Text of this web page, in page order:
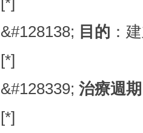
&#128138; 目的 ：
[*]
&#128339; 治療週期
[*]